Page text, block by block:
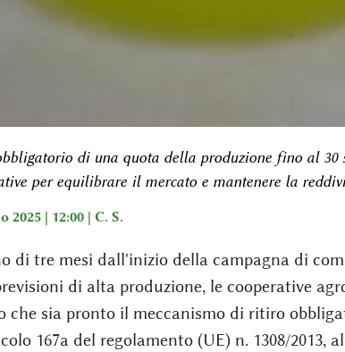
di una quota della produzione fino al 30
per equilibrare il mercato e mantenere la
2025 | 12:00 | C. S.
di tre mesi dall'inizio della campagna di
di alta produzione, le cooperative
che sia pronto il meccanismo di ritiro
167a del regolamento (UE) n. 1308/2013,